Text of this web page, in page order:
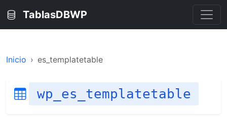
TablasDBWP
Inicio es_templatetable
wp_es_templatetable